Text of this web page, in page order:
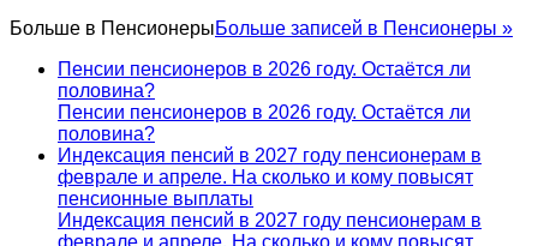
Больше в ПенсионерыБольше записей в Пенсионеры »
Пенсии пенсионеров в 2026 году. Остаётся ли
половина?
Пенсии пенсионеров в 2026 году. Остаётся ли
половина?
Индексация пенсий в 2027 году пенсионерам в
феврале и апреле. На сколько и кому повысят
пенсионные выплаты
Индексация пенсий в 2027 году пенсионерам в
феврале и апреле. На сколько и кому повысят